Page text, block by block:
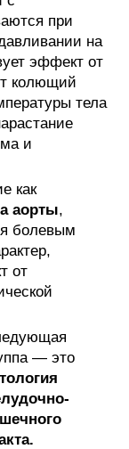
при
на
эффект от
колющий
тела
и
как
аорты,
болевым
от
— это